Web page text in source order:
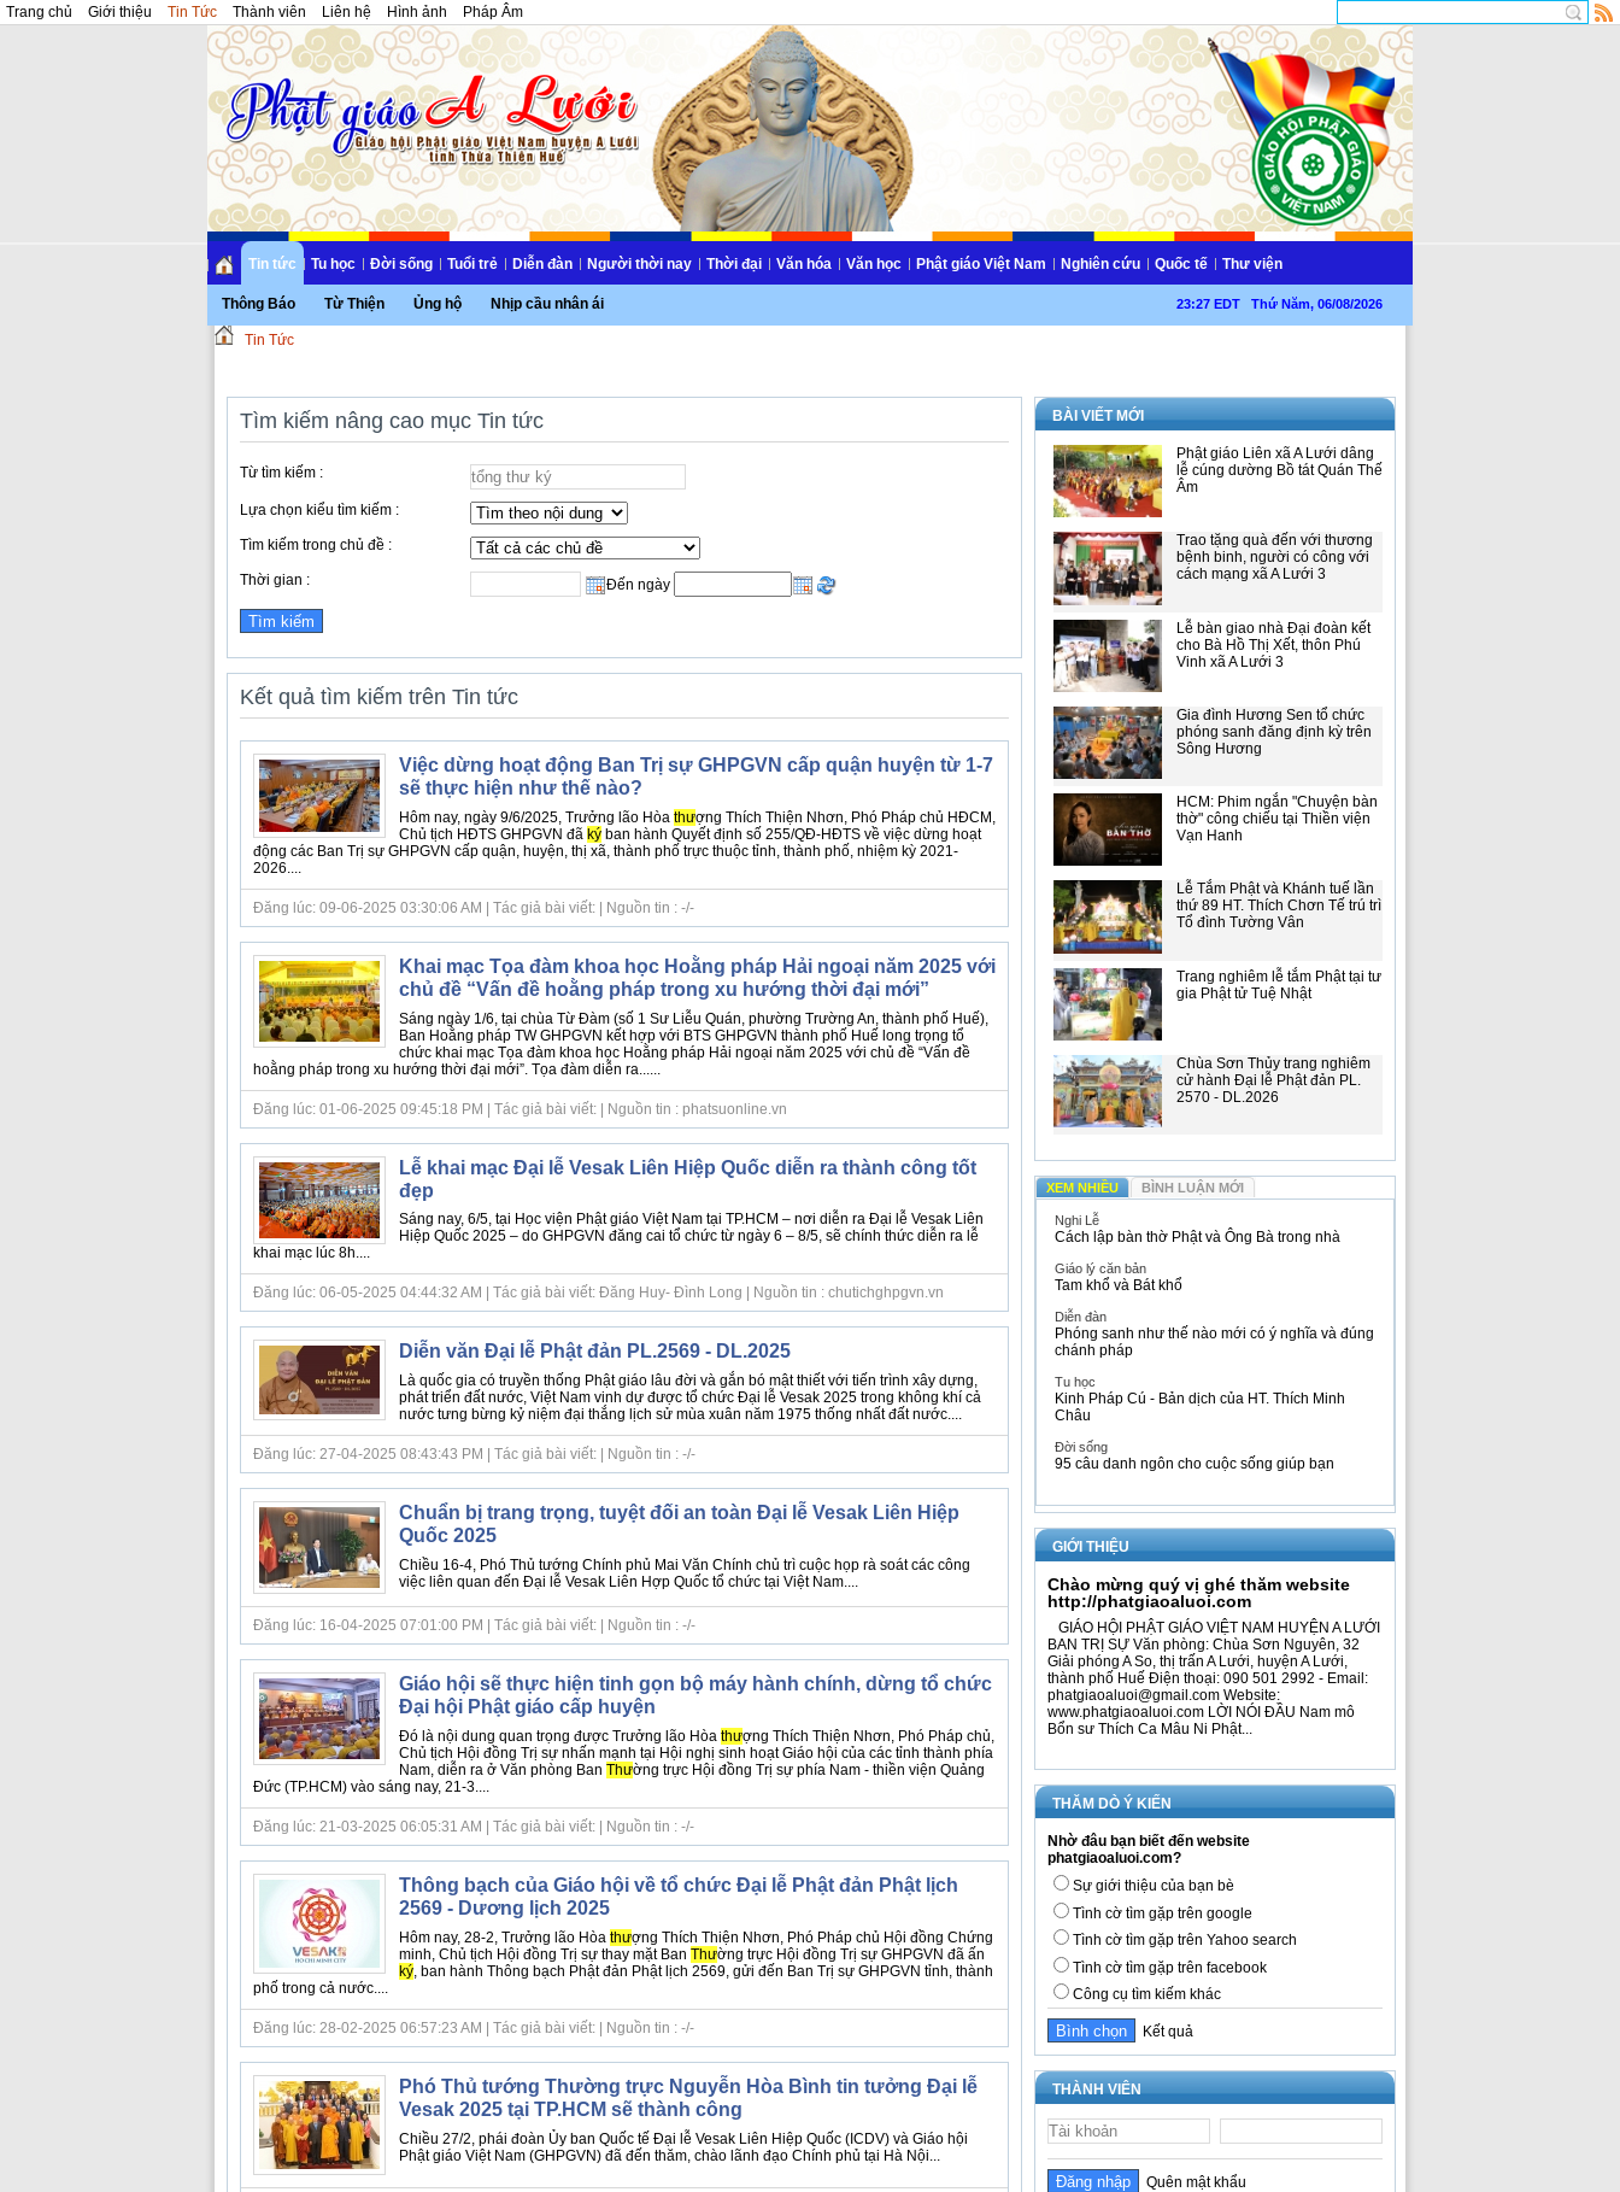
Trang chủ Giới thiệu Tin Tức Thành viên Liên hệ Hình ảnh Pháp Âm
Tin tức
Thông Báo Từ Thiện Ủng hộ Nhịp cầu nhân ái
Tu học Đời sống Tuổi trẻ Diễn đàn Người thời nay Thời đại Văn hóa Văn học Phật giáo Việt Nam Nghiên cứu Quốc tế Thư viện
23:27 EDT Thứ Năm, 06/08/2026
Tin Tức
Tìm kiếm nâng cao mục Tin tức
Từ tìm kiếm :
Lựa chọn kiểu tìm kiếm :
Tìm kiếm trong chủ đề :
Thời gian : Đến ngày
Kết quả tìm kiếm trên Tin tức
Việc dừng hoạt động Ban Trị sự GHPGVN cấp quận huyện từ 1-7
sẽ thực hiện như thế nào?
Hôm nay, ngày 9/6/2025, Trưởng lão Hòa thượng Thích Thiện Nhơn, Phó Pháp chủ HĐCM,
Chủ tịch HĐTS GHPGVN đã kýban hành Quyết định số 255/QĐ-HĐTS về việc dừng hoạt
động các Ban Trị sự GHPGVN cấp quận, huyện, thị xã, thành phố trực thuộc tỉnh, thành phố, nhiệm kỳ 2021-
2026....
Đăng lúc: 09-06-2025 03:30:06 AM | Tác giả bài viết: | Nguồn tin : -/-
Khai mạc Tọa đàm khoa học Hoằng pháp Hải ngoại năm 2025 với
chủ đề “Vấn đề hoằng pháp trong xu hướng thời đại mới”
Sáng ngày 1/6, tại chùa Từ Đàm (số 1 Sư Liễu Quán, phường Trường An, thành phố Huế),
Ban Hoằng pháp TW GHPGVN kết hợp với BTS GHPGVN thành phố Huế long trọng tổ
chức khai mạc Tọa đàm khoa học Hoằng pháp Hải ngoại năm 2025 với chủ đề “Vấn đề
hoằng pháp trong xu hướng thời đại mới”. Tọa đàm diễn ra......
Đăng lúc: 01-06-2025 09:45:18 PM | Tác giả bài viết: | Nguồn tin : phatsuonline.vn
Lễ khai mạc Đại lễ Vesak Liên Hiệp Quốc diễn ra thành công tốt
đẹp
Sáng nay, 6/5, tại Học viện Phật giáo Việt Nam tại TP.HCM – nơi diễn ra Đại lễ Vesak Liên
Hiệp Quốc 2025 – do GHPGVN đăng cai tổ chức từ ngày 6 – 8/5, sẽ chính thức diễn ra lễ
khai mạc lúc 8h....
Đăng lúc: 06-05-2025 04:44:32 AM | Tác giả bài viết: Đăng Huy- Đình Long | Nguồn tin : chutichghpgvn.vn
Diễn văn Đại lễ Phật đản PL.2569 - DL.2025
Là quốc gia có truyền thống Phật giáo lâu đời và gắn bó mật thiết với tiến trình xây dựng,
phát triển đất nước, Việt Nam vinh dự được tổ chức Đại lễ Vesak 2025 trong không khí cả
nước tưng bừng kỷ niệm đại thắng lịch sử mùa xuân năm 1975 thống nhất đất nước....
Đăng lúc: 27-04-2025 08:43:43 PM | Tác giả bài viết: | Nguồn tin : -/-
Chuẩn bị trang trọng, tuyệt đối an toàn Đại lễ Vesak Liên Hiệp
Quốc 2025
Chiều 16-4, Phó Thủ tướng Chính phủ Mai Văn Chính chủ trì cuộc họp rà soát các công
việc liên quan đến Đại lễ Vesak Liên Hợp Quốc tổ chức tại Việt Nam....
Đăng lúc: 16-04-2025 07:01:00 PM | Tác giả bài viết: | Nguồn tin : -/-
Giáo hội sẽ thực hiện tinh gọn bộ máy hành chính, dừng tổ chức
Đại hội Phật giáo cấp huyện
Đó là nội dung quan trọng được Trưởng lão Hòa thượng Thích Thiện Nhơn, Phó Pháp chủ,
Chủ tịch Hội đồng Trị sự nhấn mạnh tại Hội nghị sinh hoạt Giáo hội của các tỉnh thành phía
Nam, diễn ra ở Văn phòng Ban Thường trực Hội đồng Trị sự phía Nam - thiền viện Quảng
Đức (TP.HCM) vào sáng nay, 21-3....
Đăng lúc: 21-03-2025 06:05:31 AM | Tác giả bài viết: | Nguồn tin : -/-
Thông bạch của Giáo hội về tổ chức Đại lễ Phật đản Phật lịch
2569 - Dương lịch 2025
Hôm nay, 28-2, Trưởng lão Hòa thượng Thích Thiện Nhơn, Phó Pháp chủ Hội đồng Chứng
minh, Chủ tịch Hội đồng Trị sự thay mặt Ban Thường trực Hội đồng Trị sự GHPGVN đã ấn
ký, ban hành Thông bạch Phật đản Phật lịch 2569, gửi đến Ban Trị sự GHPGVN tỉnh, thành
phố trong cả nước....
Đăng lúc: 28-02-2025 06:57:23 AM | Tác giả bài viết: | Nguồn tin : -/-
Phó Thủ tướng Thường trực Nguyễn Hòa Bình tin tưởng Đại lễ
Vesak 2025 tại TP.HCM sẽ thành công
Chiều 27/2, phái đoàn Ủy ban Quốc tế Đại lễ Vesak Liên Hiệp Quốc (ICDV) và Giáo hội
Phật giáo Việt Nam (GHPGVN) đã đến thăm, chào lãnh đạo Chính phủ tại Hà Nội...
BÀI VIẾT MỚI
Phật giáo Liên xã A Lưới dâng
lễ cúng dường Bồ tát Quán Thế
Âm
Trao tặng quà đến với thương
bệnh binh, người có công với
cách mạng xã A Lưới 3
Lễ bàn giao nhà Đại đoàn kết
cho Bà Hồ Thị Xết, thôn Phú
Vinh xã A Lưới 3
Gia đình Hương Sen tổ chức
phóng sanh đăng định kỳ trên
Sông Hương
HCM: Phim ngắn "Chuyện bàn
thờ" công chiếu tại Thiền viện
Vạn Hanh
Lễ Tắm Phật và Khánh tuế lần
thứ 89 HT. Thích Chơn Tế trú trì
Tổ đình Tường Vân
Trang nghiêm lễ tắm Phật tại tư
gia Phật tử Tuệ Nhật
Chùa Sơn Thủy trang nghiêm
cử hành Đại lễ Phật đản PL.
2570 - DL.2026
XEM NHIỀU BÌNH LUẬN MỚI
Nghi Lễ
Cách lập bàn thờ Phật và Ông Bà trong nhà
Giáo lý căn bản
Tam khổ và Bát khổ
Diễn đàn
Phóng sanh như thế nào mới có ý nghĩa và đúng
chánh pháp
Tu học
Kinh Pháp Cú - Bản dịch của HT. Thích Minh
Châu
Đời sống
95 câu danh ngôn cho cuộc sống giúp bạn
GIỚI THIỆU
Chào mừng quý vị ghé thăm website
http://phatgiaoaluoi.com
GIÁO HỘI PHẬT GIÁO VIỆT NAM HUYỆN A LƯỚI
BAN TRỊ SỰ Văn phòng: Chùa Sơn Nguyên, 32
Giải phóng A So, thị trấn A Lưới, huyện A Lưới,
thành phố Huế Điện thoại: 090 501 2992 - Email:
phatgiaoaluoi@gmail.com Website:
www.phatgiaoaluoi.com LỜI NÓI ĐẦU Nam mô
Bổn sư Thích Ca Mâu Ni Phật...
THĂM DÒ Ý KIẾN
Nhờ đâu bạn biết đến website
phatgiaoaluoi.com?
Sự giới thiệu của bạn bè
Tình cờ tìm gặp trên google
Tình cờ tìm gặp trên Yahoo search
Tình cờ tìm gặp trên facebook
Công cụ tìm kiếm khác
Kết quả
THÀNH VIÊN
Quên mật khẩu